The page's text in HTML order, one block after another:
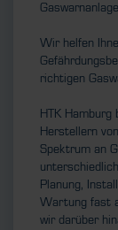
Wir helfen
richtigen
HTK
Herstellern
Spektrum an
Planung,
Wartung fast
wir darüber